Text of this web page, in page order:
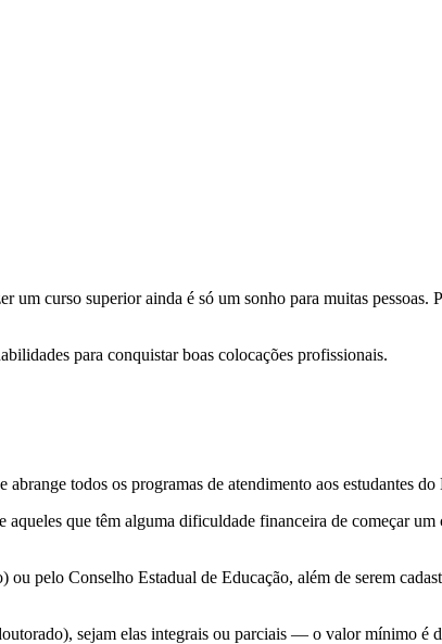
curso superior ainda é só um sonho para muitas pessoas.
para conquistar boas colocações profissionais.
todos os programas de atendimento aos estudantes
que têm alguma dificuldade financeira de começar um
pelo Conselho Estadual de Educação, além de serem
sejam elas integrais ou parciais — o valor mínimo é